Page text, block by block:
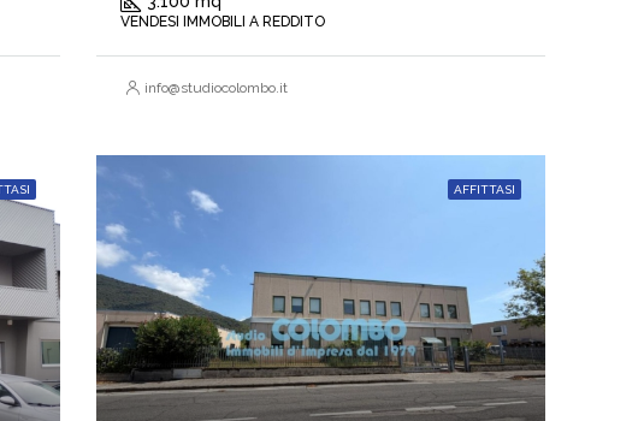
VENDESI IMMOBILI A REDDITO
info@studiocolombo.it
AFFITTASI